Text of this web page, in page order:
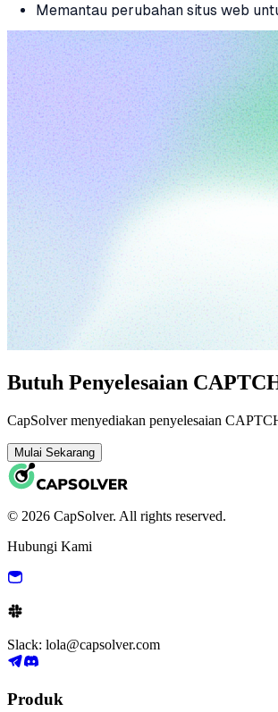
Memantau perubahan situs web
Butuh Penyelesaian
CapSolver menyediakan penyelesaian
Mulai Sekarang
© 2026 CapSolver. All rights reserved.
Hubungi Kami
Slack: lola@capsolver.com
Produk